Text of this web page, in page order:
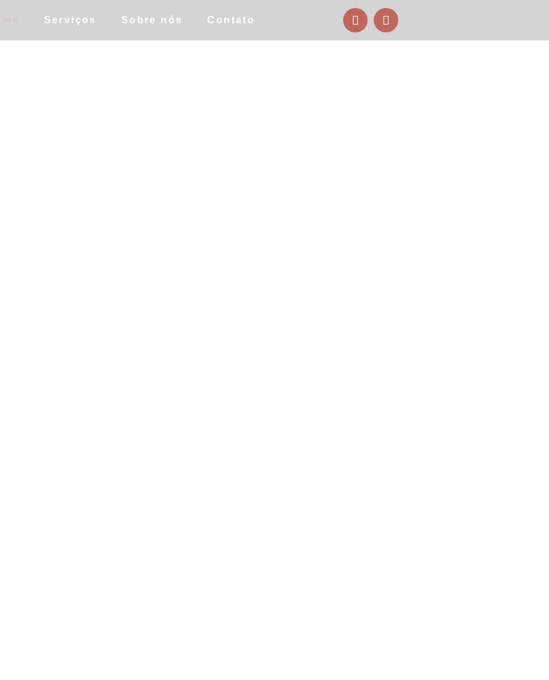
Serviços Sobre nós Contato